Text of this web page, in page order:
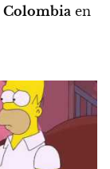
Colombia en